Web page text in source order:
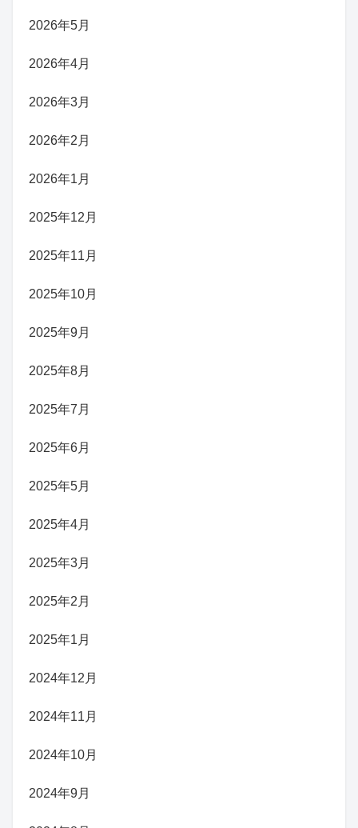
2026年5月
2026年4月
2026年3月
2026年2月
2026年1月
2025年12月
2025年11月
2025年10月
2025年9月
2025年8月
2025年7月
2025年6月
2025年5月
2025年4月
2025年3月
2025年2月
2025年1月
2024年12月
2024年11月
2024年10月
2024年9月